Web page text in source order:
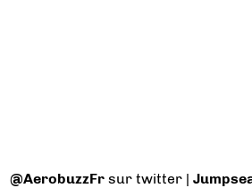
@AerobuzzFr sur twitter |